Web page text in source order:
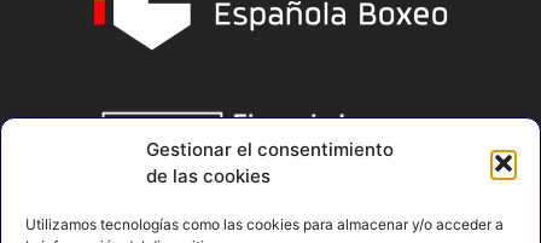
Gestionar el consentimiento
de las cookies
Utilizamos tecnologías como las cookies para almacenar y/o acceder a